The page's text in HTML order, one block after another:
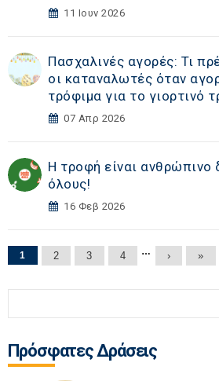
11 Ιουν 2026
Πασχαλινές αγορές: Τι
οι καταναλωτές όταν
τρόφιμα για το γιορτινό
07 Απρ 2026
Η τροφή είναι ανθρώπινο
όλους!
16 Φεβ 2026
Σελίδες
1 2 3 4 … › »
Πρόσφατες Δράσεις